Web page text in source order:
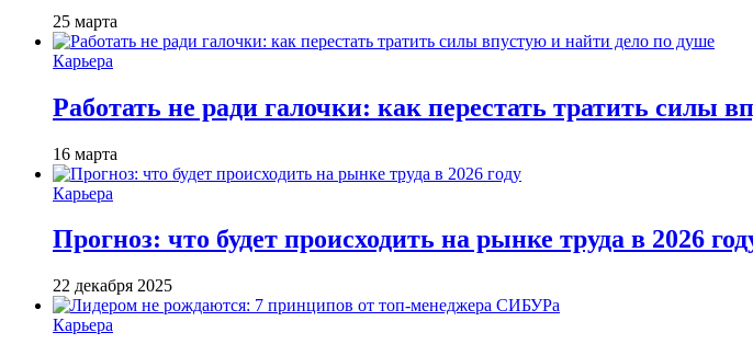
25 марта
Карьера
Работать не ради галочки: как перестать тратить силы
16 марта
Карьера
Прогноз: что будет происходить на рынке труда в 2026
22 декабря 2025
Карьера